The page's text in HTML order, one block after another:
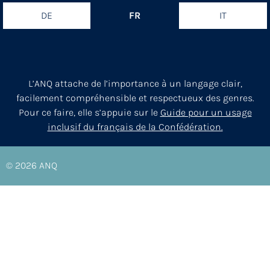
DE FR IT
L’ANQ attache de l’importance à un langage clair,
facilement compréhensible et respectueux des genres.
Pour ce faire, elle s’appuie sur le Guide pour un usage
inclusif du français de la Confédération.
© 2026 ANQ